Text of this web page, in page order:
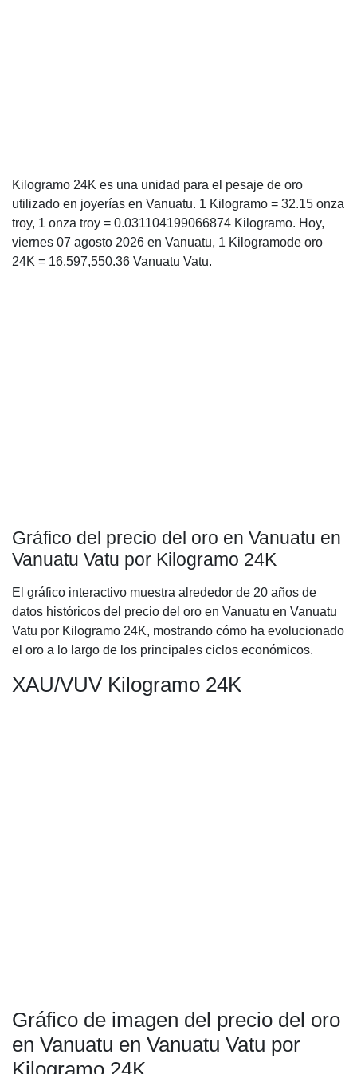
Kilogramo 24K es una unidad para el pesaje de oro
utilizado en joyerías en Vanuatu. 1 Kilogramo = 32.15 onza
troy, 1 onza troy = 0.031104199066874 Kilogramo. Hoy,
viernes 07 agosto 2026 en Vanuatu, 1 Kilogramode oro
24K = 16,597,550.36 Vanuatu Vatu.
Gráfico del precio del oro en Vanuatu en
Vanuatu Vatu por Kilogramo 24K
El gráfico interactivo muestra alrededor de 20 años de
datos históricos del precio del oro en Vanuatu en Vanuatu
Vatu por Kilogramo 24K, mostrando cómo ha evolucionado
el oro a lo largo de los principales ciclos económicos.
XAU/VUV Kilogramo 24K
Gráfico de imagen del precio del oro
en Vanuatu en Vanuatu Vatu por
Kilogramo 24K